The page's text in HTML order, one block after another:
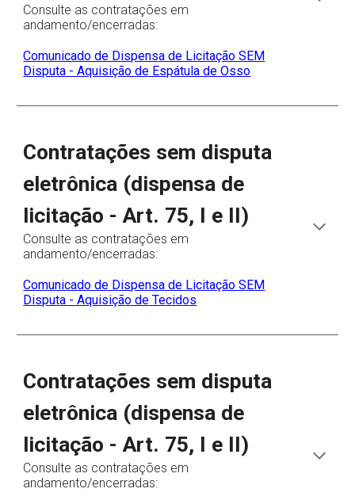
Consulte as contratações em
andamento/encerradas:
Comunicado de Dispensa de Licitação SEM
Disputa - Aquisição de Espátula de Osso
Contratações sem disputa
eletrônica (dispensa de
licitação - Art. 75, I e II)
Consulte as contratações em
andamento/encerradas:
Comunicado de Dispensa de Licitação SEM
Disputa - Aquisição de Tecidos
Contratações sem disputa
eletrônica (dispensa de
licitação - Art. 75, I e II)
Consulte as contratações em
andamento/encerradas: